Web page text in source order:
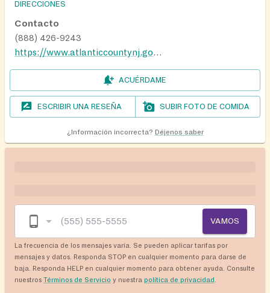
DIRECCIONES
Contacto
(888) 426-9243
https://www.atlanticcountynj.gov/government/county-departments/department-of-human-services/division-of-intergenerational-services
ACUÉRDAME
ESCRIBIR UNA RESEÑA SUBIR FOTO DE COMIDA
¿Información incorrecta? Déjenos saber
VAMOS
La frecuencia de los mensajes varía. Se pueden aplicar tarifas por
mensajes y datos. Responda STOP en cualquier momento para darse de
baja. Responda HELP en cualquier momento para obtener ayuda. Consulte
nuestros Términos de Servicio y nuestra política de privacidad